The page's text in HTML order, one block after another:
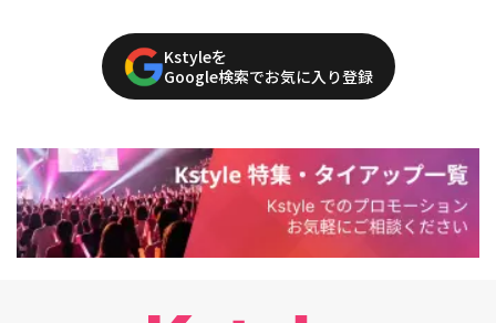
Kstyleを
Google検索でお気に入り登録